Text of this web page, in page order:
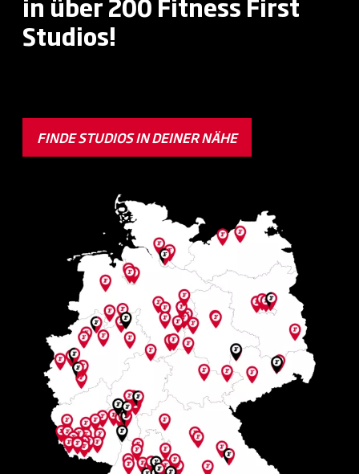
in über 200 Fitness First
Studios!
FINDE STUDIOS IN DEINER NÄHE